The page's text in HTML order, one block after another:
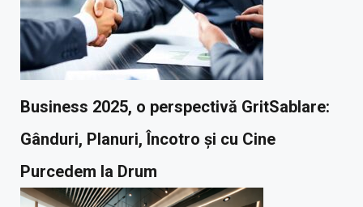
Business 2025, o perspectivă GritSablare:
Gânduri, Planuri, Încotro și cu Cine
Purcedem la Drum